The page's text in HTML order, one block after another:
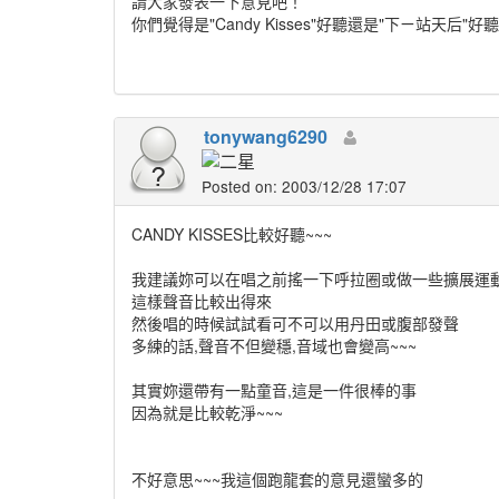
你們覺得是"Candy Kisses"好聽還是"下ㄧ站天后"好
tonywang6290
Posted on: 2003/12/28 17:07
CANDY KISSES比較好聽~~~
我建議妳可以在唱之前搖一下呼拉圈或做一些擴展運
這樣聲音比較出得來
然後唱的時候試試看可不可以用丹田或腹部發聲
多練的話,聲音不但變穩,音域也會變高~~~
其實妳還帶有一點童音,這是一件很棒的事
因為就是比較乾淨~~~
不好意思~~~我這個跑龍套的意見還蠻多的